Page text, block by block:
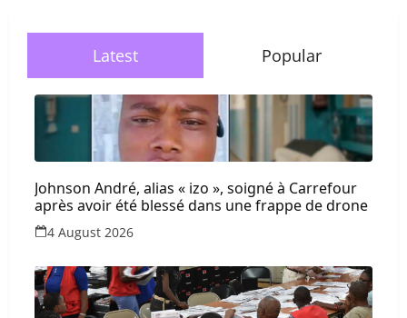
Latest Popular
Johnson André, alias « izo », soigné à Carrefour
après avoir été blessé dans une frappe de drone
4 August 2026